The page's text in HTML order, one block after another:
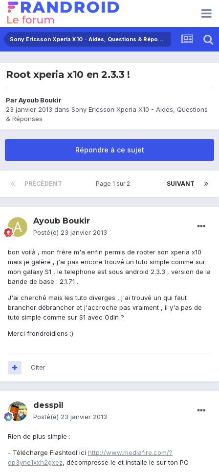
Sony Ericsson Xperia X10 - Aides, Questions & Réponses
Root xperia x10 en 2.3.3 !
ParAyoub Boukir
23 janvier 2013 dans Sony Ericsson Xperia X10 - Aides, Questions
& Réponses
Répondre à ce sujet
PRÉCÉDENT SUIVANT
Page 1 sur 2
Ayoub Boukir
Posté(e) 23 janvier 2013
bon voilà , mon frère m'a enfin permis de rooter son xperia x10
mais je galère , j'ai pas encore trouvé un tuto simple comme sur
mon galaxy S1 , le telephone est sous android 2.3.3 , version de la
bande de base : 2.1.71 .
J'ai cherché mais les tuto diverges , j'ai trouvé un qui faut
brancher débrancher et j'accroche pas vraiment , il y'a pas de
tuto simple comme sur S1 avec Odin ?
Merci frondroidiens :)
Citer
desspil
Posté(e) 23 janvier 2013
Rien de plus simple :
- Télécharge Flashtool ici http://www.mediafire.com/?
dp3yne1xxh2gxez, décompresse le et installe le sur ton PC